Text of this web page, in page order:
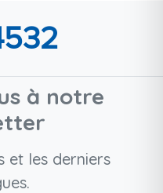
à notre
et les derniers